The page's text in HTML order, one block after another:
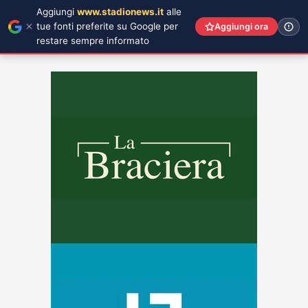
Aggiungi www.stadionews.it alle
tue fonti preferite su Google per
restare sempre informato
Aggiungi ora